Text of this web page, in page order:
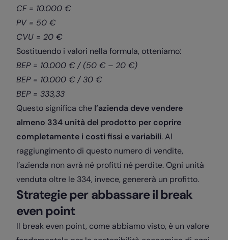
CF = 10.000 €
PV = 50 €
CVU = 20 €
Sostituendo i valori nella formula, otteniamo:
BEP = 10.000 € / (50 € – 20 €)
BEP = 10.000 € / 30 €
BEP = 333,33
Questo significa che l’azienda deve vendere
almeno 334 unità del prodotto per coprire
completamente i costi fissi e variabili. Al
raggiungimento di questo numero di vendite,
l’azienda non avrà né profitti né perdite. Ogni unità
venduta oltre le 334, invece, genererà un profitto.
Strategie per abbassare il break
even point
Il break even point, come abbiamo visto, è un valore